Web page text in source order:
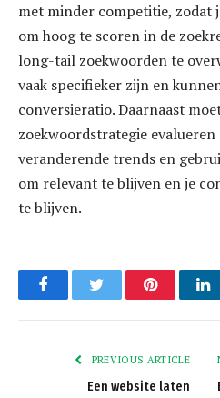
met minder competitie, zodat
om hoog te scoren in de
long-tail zoekwoorden te
vaak specifieker zijn en
conversieratio. Daarnaast
zoekwoordstrategie evalueren
veranderende trends en
om relevant te blijven en je
te blijven.
FacebookTwitter Pinterest
PREVIOUS ARTICLE
Een website laten